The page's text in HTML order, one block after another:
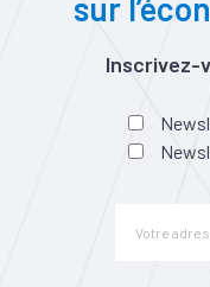
sur
Inscrivez-